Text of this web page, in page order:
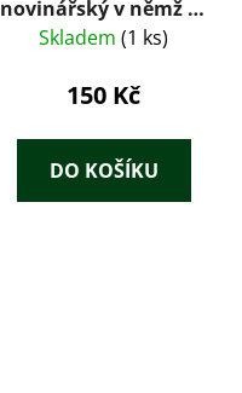
novinářský v němž se
nacházejí zvláště
Skladem (1 ks)
150 Kč
DO KOŠÍKU